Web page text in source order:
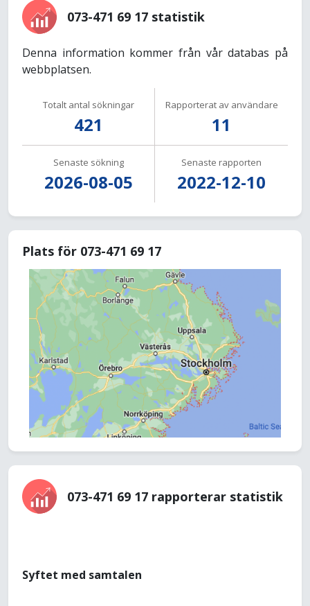
073-471 69 17 statistik
Denna information kommer från vår databas på
webbplatsen.
Totalt antal sökningar
421
Rapporterat av användare
11
Senaste sökning
2026-08-05
Senaste rapporten
2022-12-10
Plats för 073-471 69 17
073-471 69 17 rapporterar statistik
Syftet med samtalen